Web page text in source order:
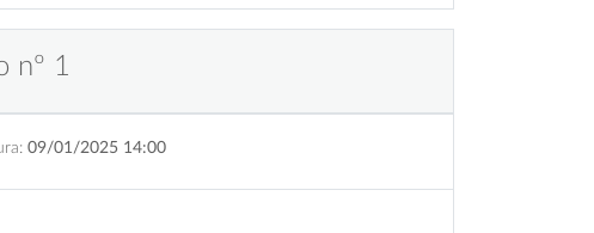
nº 1
09/01/2025 14:00